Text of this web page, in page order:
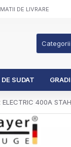
DE LIVRARE
Categorii
SUDAT
ELECTRIC 400A